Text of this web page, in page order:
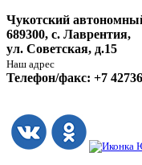
Чукотский
689300, с. Лаврентия,
ул. Советская, д.15
Наш адрес
Телефон/факс: +7